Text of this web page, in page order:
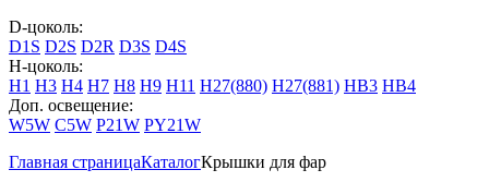
D-цоколь:
D1S D2S D2R D3S D4S
H-цоколь:
H1 H3 H4 H7 H8 H9 H11 H27(880) H27(881) HB3 HB4
Доп. освещение:
W5W C5W P21W PY21W
Главная страницаКаталогКрышки для фар